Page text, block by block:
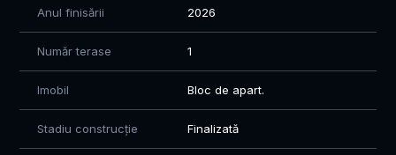
Anul finisării 2026
Număr terase 1
Imobil Bloc de apart.
Stadiu construcție Finalizată